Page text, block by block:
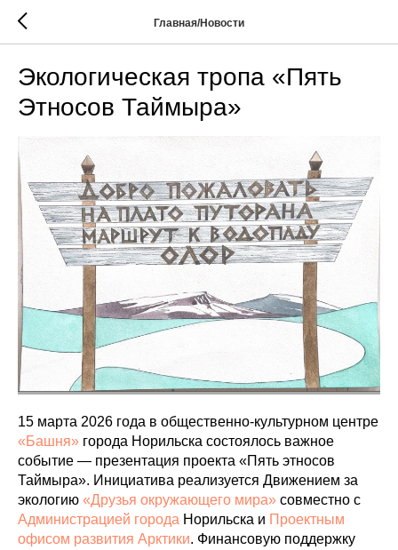
Главная/Новости
Экологическая тропа «Пять
Этносов Таймыра»
15 марта 2026 года в общественно-культурном центре
«Башня» города Норильска состоялось важное
событие — презентация проекта «Пять этносов
Таймыра». Инициатива реализуется Движением за
экологию «Друзья окружающего мира» совместно с
Администрацией города Норильска и Проектным
офисом развития Арктики. Финансовую поддержку